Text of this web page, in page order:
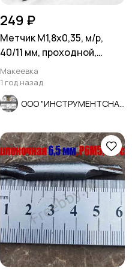
249 ₽
Метчик М1,8х0,35, м/р,
40/11 мм, проходной,
основ шаг, ут хвост,
СССР.
Макеевка
1 год назад